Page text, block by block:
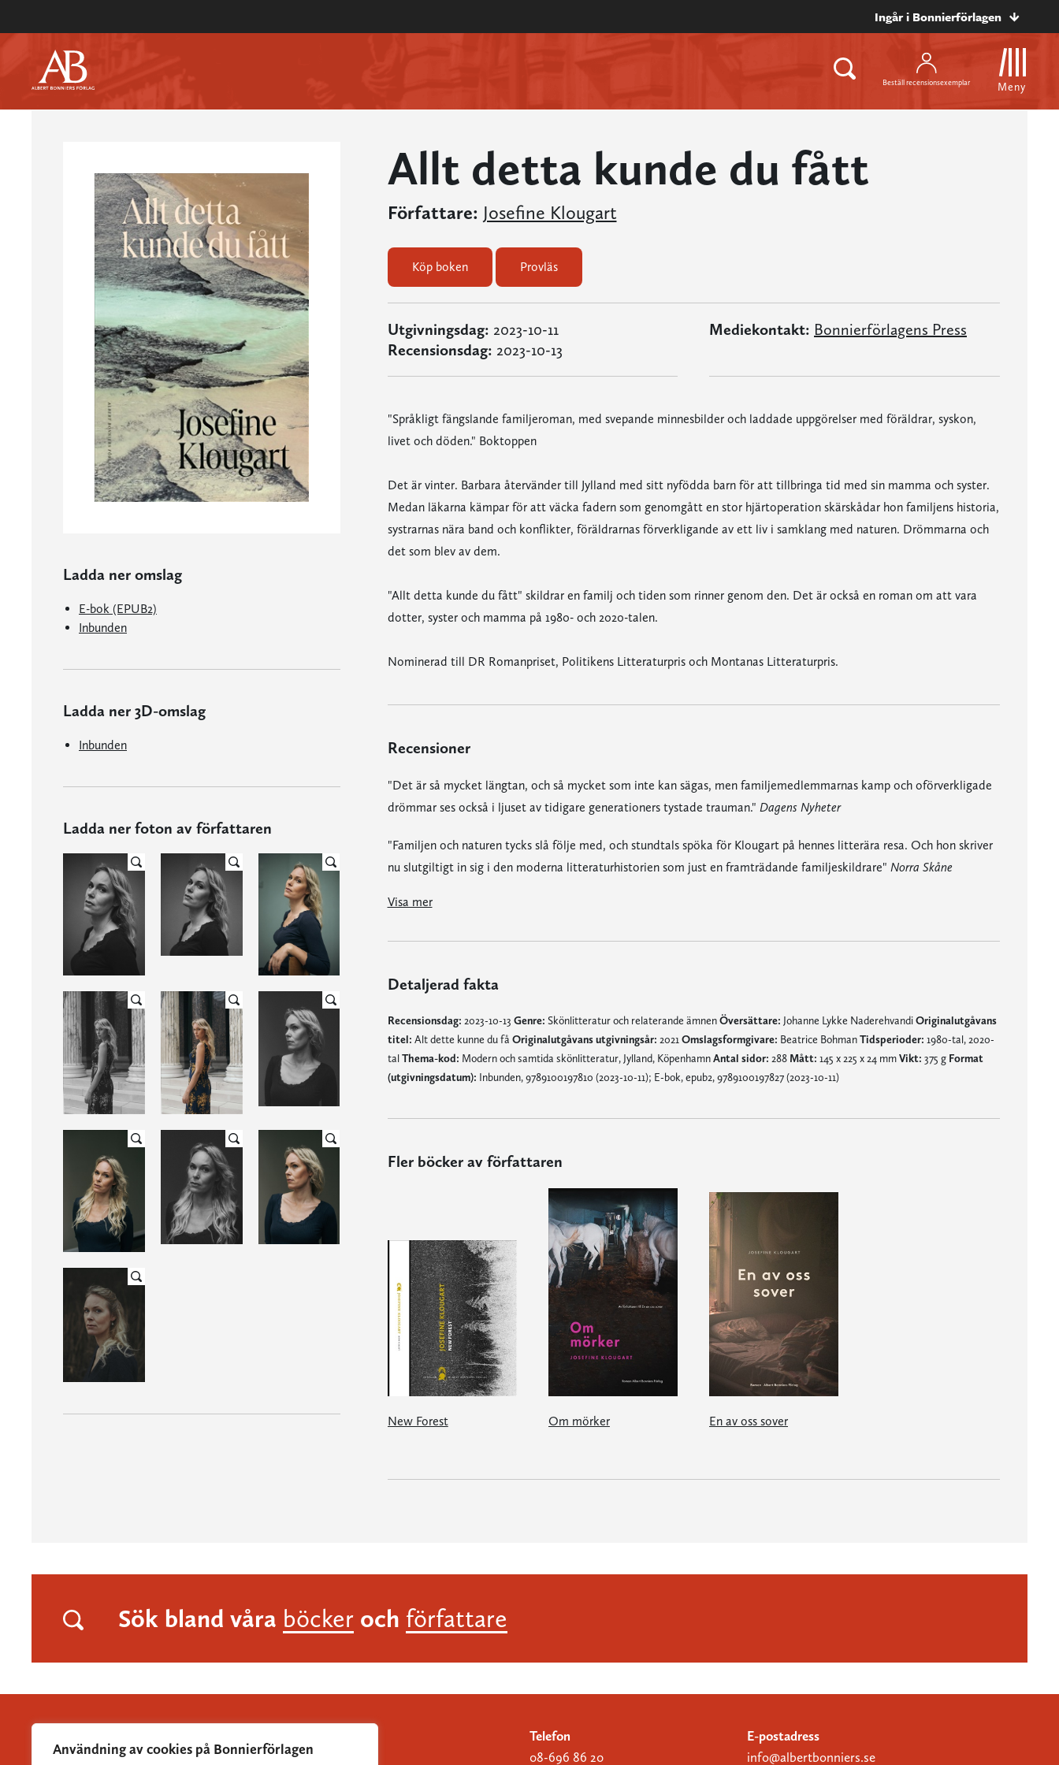
Användning av cookies på Bonnierförlagen
Ingår i Bonnierförlagen
Beställ recensionsexemplar Meny
Ladda ner omslag
E-bok (EPUB2)
Inbunden
Ladda ner 3D-omslag
Inbunden
Ladda ner foton av författaren
Allt detta kunde du fått
Författare: Josefine Klougart
Köp boken Provläs
Utgivningsdag: 2023-10-11
Recensionsdag: 2023-10-13
Mediekontakt: Bonnierförlagens Press
"Språkligt fängslande familjeroman, med svepande minnesbilder och laddade uppgörelser med föräldrar, syskon,
livet och döden." Boktoppen
Det är vinter. Barbara återvänder till Jylland med sitt nyfödda barn för att tillbringa tid med sin mamma och syster.
Medan läkarna kämpar för att väcka fadern som genomgått en stor hjärtoperation skärskådar hon familjens historia,
systrarnas nära band och konflikter, föräldrarnas förverkligande av ett liv i samklang med naturen. Drömmarna och
det som blev av dem.
"Allt detta kunde du fått" skildrar en familj och tiden som rinner genom den. Det är också en roman om att vara
dotter, syster och mamma på 1980- och 2020-talen.
Nominerad till DR Romanpriset, Politikens Litteraturpris och Montanas Litteraturpris.
Recensioner
"Det är så mycket längtan, och så mycket som inte kan sägas, men familjemedlemmarnas kamp och oförverkligade
drömmar ses också i ljuset av tidigare generationers tystade trauman." Dagens Nyheter
"Familjen och naturen tycks slå följe med, och stundtals spöka för Klougart på hennes litterära resa. Och hon skriver
nu slutgiltigt in sig i den moderna litteraturhistorien som just en framträdande familjeskildrare" Norra Skåne
Visa mer
Detaljerad fakta
Recensionsdag: 2023-10-13 Genre: Skönlitteratur och relaterande ämnenÖversättare: Johanne Lykke NaderehvandiOriginalutgåvans
titel: Alt dette kunne du få Originalutgåvans utgivningsår: 2021 Omslagsformgivare: Beatrice BohmanTidsperioder: 1980-tal, 2020-
talThema-kod: Modern och samtida skönlitteratur, Jylland, KöpenhamnAntal sidor: 288 Mått: 145 x 225 x 24 mmVikt: 375 g Format
(utgivningsdatum): Inbunden, 9789100197810 (2023-10-11); E-bok, epub2, 9789100197827 (2023-10-11)
Fler böcker av författaren
New Forest Om mörker En av oss sover
Sök bland våra böcker och författare
Telefon
08-696 86 20
E-postadress
info@albertbonniers.se